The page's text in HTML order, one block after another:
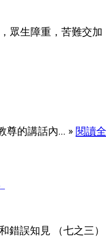
眾生障重，苦難交加
尊的講話內... » 閱讀
誤知見 （七之三）